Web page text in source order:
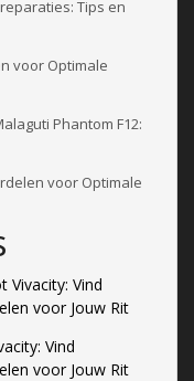
Tips en
voor Optimale
Phantom F12:
voor Optimale
Vivacity: Vind
voor Jouw Rit
Vind
voor Jouw Rit